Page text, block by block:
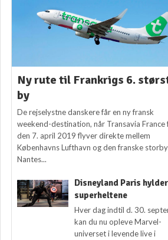
Ny rute til Frankrigs 6.
by
De rejselystne danskere får en ny fransk
weekend-destination, når Transavia France
den 7. april 2019 flyver direkte mellem
Københavns Lufthavn og den franske storby
Nantes...
Disneyland Paris hylder
superheltene
Hver dag indtil d. 30.
kan du nu opleve Marvel-
universet i levende live i